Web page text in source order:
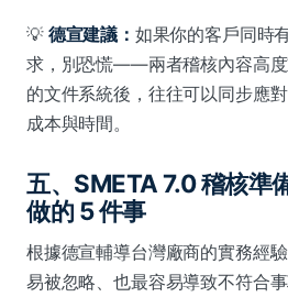
💡 德宣建議： 如果你的客戶同時
求，別恐慌——兩者稽核內容高
的文件系統後，往往可以同步應
成本與時間。
五、SMETA 7.0 稽核準
做的 5 件事
根據德宣輔導台灣廠商的實務經
易被忽略、也最容易導致不符合